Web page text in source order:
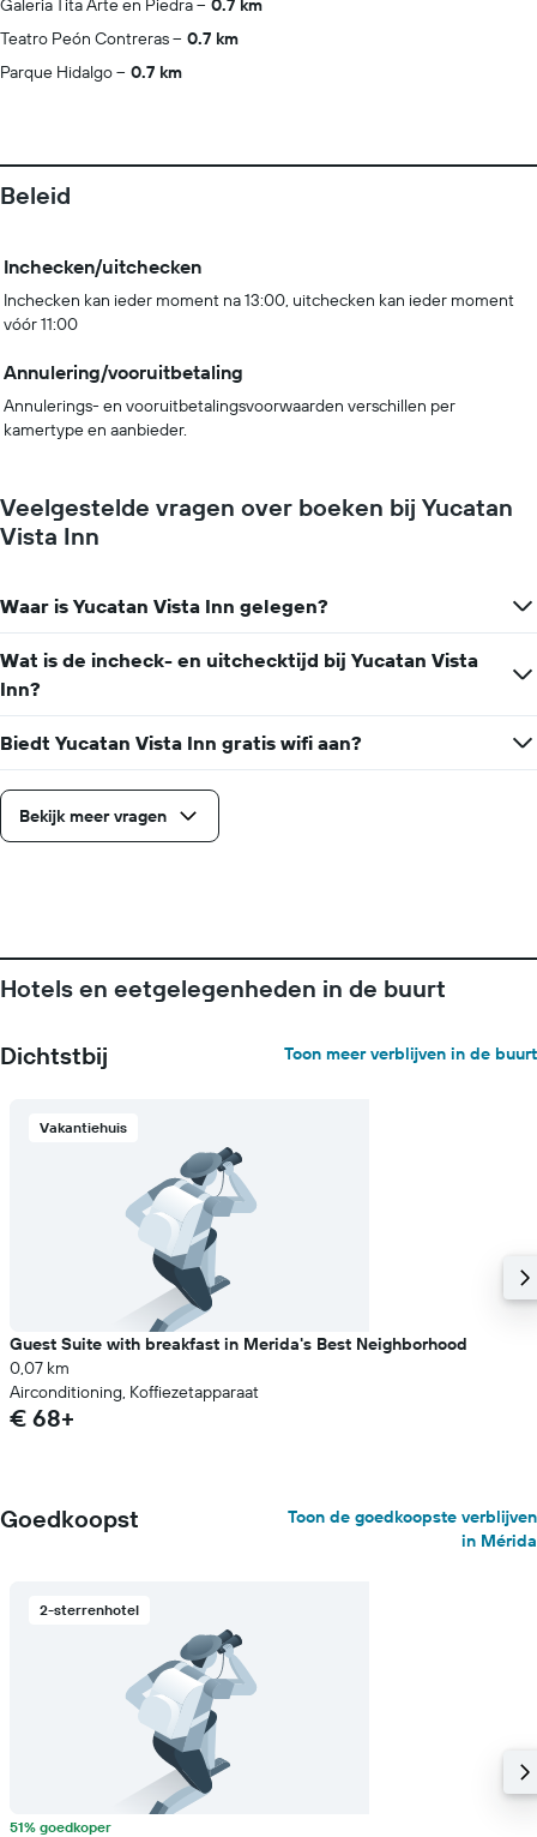
Galeria Tita Arte en Piedra
0.7 km
Teatro Peón Contreras
0.7 km
Parque Hidalgo
0.7 km
Beleid
Inchecken/uitchecken
Inchecken kan ieder moment na 13:00, uitchecken kan ieder moment
vóór 11:00
Annulering/vooruitbetaling
Annulerings- en vooruitbetalingsvoorwaarden verschillen per
kamertype en aanbieder.
Veelgestelde vragen over boeken bij Yucatan
Vista Inn
Waar is Yucatan Vista Inn gelegen?
Wat is de incheck- en uitchecktijd bij Yucatan Vista
Inn?
Biedt Yucatan Vista Inn gratis wifi aan?
Bekijk meer vragen
Hotels en eetgelegenheden in de buurt
Dichtstbij Toon meer verblijven in de buurt
Vakantiehuis
Guest Suite with breakfast in Merida's Best Neighborhood
0,07 km
Airconditioning, Koffiezetapparaat
€ 68+
Goedkoopst
Toon de goedkoopste verblijven
in Mérida
2-sterrenhotel
51% goedkoper